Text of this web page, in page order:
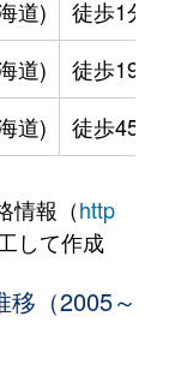
道)
徒歩1分
道)
徒歩19分
道) 徒歩45分
情報（http
して作成
（2005～